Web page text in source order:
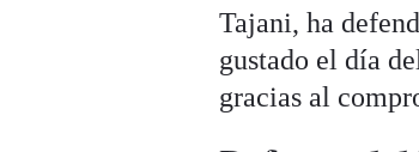
Tajani, ha
gustado el día
gracias al